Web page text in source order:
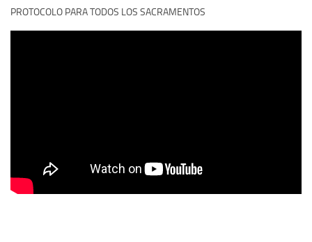
PROTOCOLO PARA TODOS LOS SACRAMENTOS